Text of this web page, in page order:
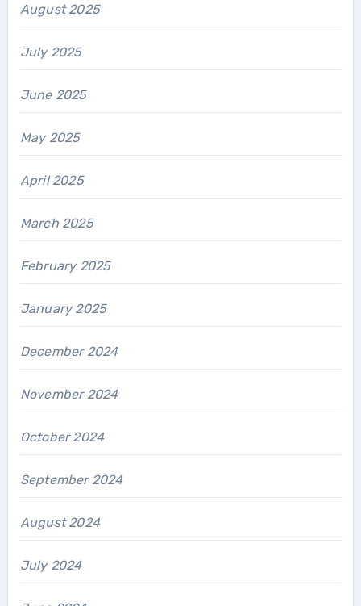
August 2025
July 2025
June 2025
May 2025
April 2025
March 2025
February 2025
January 2025
December 2024
November 2024
October 2024
September 2024
August 2024
July 2024